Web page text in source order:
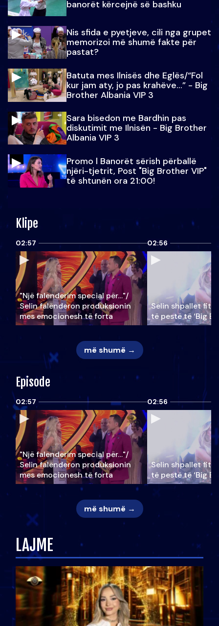
banorët kërcejnë së bashku
Nis sfida e pyetjeve, cili nga grupet
memorizoi më shumë fakte për
pastat?
Batuta mes Ilnisës dhe Eglës/“Fol
kur jam aty, jo pas krahëve…” - Big
Brother Albania VIP 3
Sara bisedon me Bardhin pas
diskutimit me Ilnisën - Big Brother
Albania VIP 3
Promo l Banorët sërish përballë
njëri-tjetrit, Post "Big Brother VIP"
të shtunën ora 21:00!
Klipe
02:57
"Një falenderim special për…"/
Selin falënderon produksionin
mes emocionesh të forta
02:56
Selin shpallet
të pestë të ‘Big
më shumë →
Episode
02:57
"Një falenderim special për…"/
Selin falënderon produksionin
mes emocionesh të forta
02:56
Selin shpallet
të pestë të ‘Big
më shumë →
LAJME